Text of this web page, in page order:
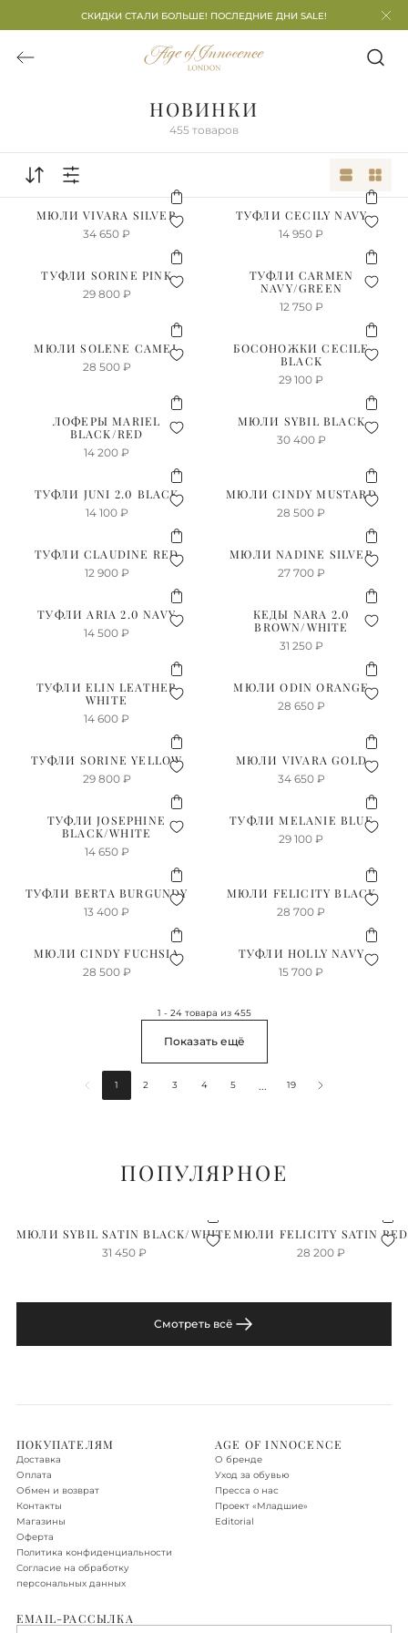
СКИДКИ СТАЛИ БОЛЬШЕ! ПОСЛЕДНИЕ ДНИ SALE!
НОВИНКИ
455 товаров
МЮЛИ VIVARA SILVER
34 650 ₽
ТУФЛИ CECILY NAVY
14 950 ₽
ТУФЛИ SORINE PINK
29 800 ₽
ТУФЛИ CARMEN
NAVY/GREEN
12 750 ₽
МЮЛИ SOLENE CAMEL
28 500 ₽
БОСОНОЖКИ CECILE
BLACK
29 100 ₽
ЛОФЕРЫ MARIEL
BLACK/RED
14 200 ₽
МЮЛИ SYBIL BLACK
30 400 ₽
ТУФЛИ JUNI 2.0 BLACK
14 100 ₽
МЮЛИ CINDY MUSTARD
28 500 ₽
ТУФЛИ CLAUDINE RED
12 900 ₽
МЮЛИ NADINE SILVER
27 700 ₽
ТУФЛИ ARIA 2.0 NAVY
14 500 ₽
КЕДЫ NARA 2.0
BROWN/WHITE
31 250 ₽
ТУФЛИ ELIN LEATHER
WHITE
14 600 ₽
МЮЛИ ODIN ORANGE
28 650 ₽
ТУФЛИ SORINE YELLOW
29 800 ₽
МЮЛИ VIVARA GOLD
34 650 ₽
ТУФЛИ JOSEPHINE
BLACK/WHITE
14 650 ₽
ТУФЛИ MELANIE BLUE
29 100 ₽
ТУФЛИ BERTA BURGUNDY
13 400 ₽
МЮЛИ FELICITY BLACK
28 700 ₽
МЮЛИ CINDY FUCHSIA
28 500 ₽
ТУФЛИ HOLLY NAVY
15 700 ₽
1 - 24 товара из 455
Показать ещё
1 2 3 4 5 ... 19
ПОПУЛЯРНОЕ
МЮЛИ SYBIL SATIN BLACK/WHITE
31 450 ₽
МЮЛИ FELICITY SATIN RED
28 200 ₽
Смотреть всё
ПОКУПАТЕЛЯМ
Доставка
Оплата
Обмен и возврат
Контакты
Магазины
Оферта
Политика конфиденциальности
Согласие на обработку
персональных данных
AGE OF INNOCENCE
О бренде
Уход за обувью
Пресса о нас
Проект «‎Младшие»
Editorial
EMAIL-РАССЫЛКА